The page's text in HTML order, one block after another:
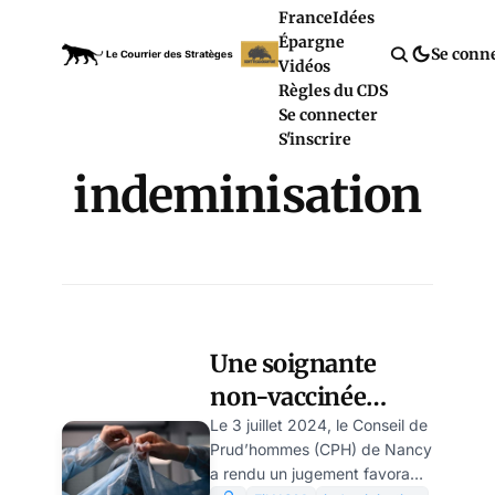
FranceIdées
Épargne
Vidéos
Règles du CDS
Se connecter
S'inscrire
Se
indeminisation
Une soignante
non-vaccinée
obtient gain de
cause aux
Le 3 juillet 2024, le Conseil de
Prud’hommes (CPH) de Nancy
a rendu un jugement favorable